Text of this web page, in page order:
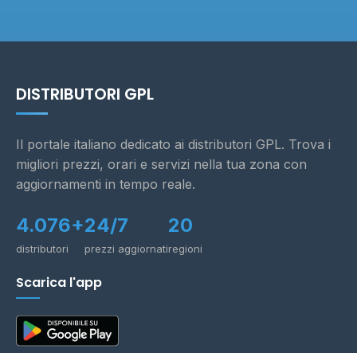
DISTRIBUTORI GPL
Il portale italiano dedicato ai distributori GPL. Trova i
migliori prezzi, orari e servizi nella tua zona con
aggiornamenti in tempo reale.
4.076+
distributori
24/7
prezzi aggiornati
20
regioni
Scarica l'app